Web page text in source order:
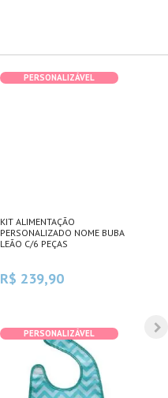
PERSONALIZÁVEL
KIT ALIMENTAÇÃO
PERSONALIZADO NOME BUBA
LEÃO C/6 PEÇAS
R$ 239,90
PERSONALIZÁVEL